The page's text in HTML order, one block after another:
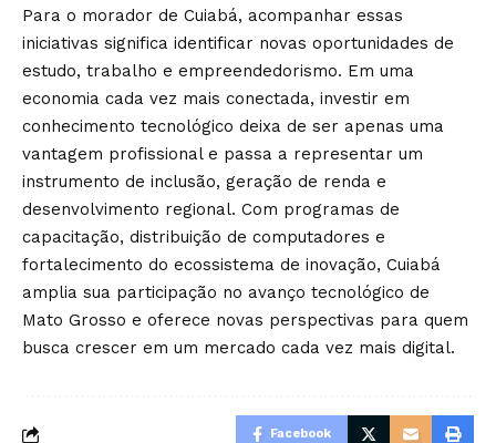
Para o morador de Cuiabá, acompanhar essas
iniciativas significa identificar novas oportunidades de
estudo, trabalho e empreendedorismo. Em uma
economia cada vez mais conectada, investir em
conhecimento tecnológico deixa de ser apenas uma
vantagem profissional e passa a representar um
instrumento de inclusão, geração de renda e
desenvolvimento regional. Com programas de
capacitação, distribuição de computadores e
fortalecimento do ecossistema de inovação, Cuiabá
amplia sua participação no avanço tecnológico de
Mato Grosso e oferece novas perspectivas para quem
busca crescer em um mercado cada vez mais digital.
Facebook